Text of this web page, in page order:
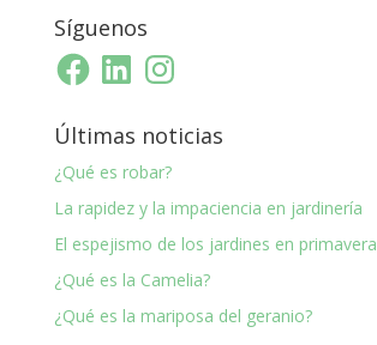
Síguenos
FacebookLinkedInInstagram
Últimas noticias
¿Qué es robar?
La rapidez y la impaciencia en jardinería
El espejismo de los jardines en primavera
¿Qué es la Camelia?
¿Qué es la mariposa del geranio?